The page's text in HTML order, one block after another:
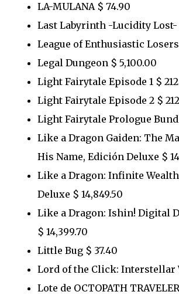
LA-MULANA $ 74.90
Last Labyrinth -Lucidity Lost-
League of Enthusiastic Losers
Legal Dungeon $ 5,100.00
Light Fairytale Episode 1 $
Light Fairytale Episode 2 $
Light Fairytale Prologue
Like a Dragon Gaiden: The
His Name, Edición Deluxe $
Like a Dragon: Infinite
Deluxe $ 14,849.50
Like a Dragon: Ishin! Digital
$ 14,399.70
Little Bug $ 37.40
Lord of the Click: Interstellar
Lote de OCTOPATH